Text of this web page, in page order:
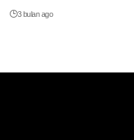
3 bulan ago